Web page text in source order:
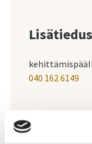
040 162 6149